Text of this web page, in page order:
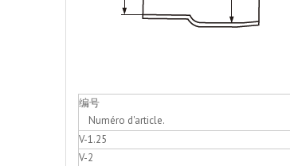
编号
Numéro d'article.
V-1.25
V-2